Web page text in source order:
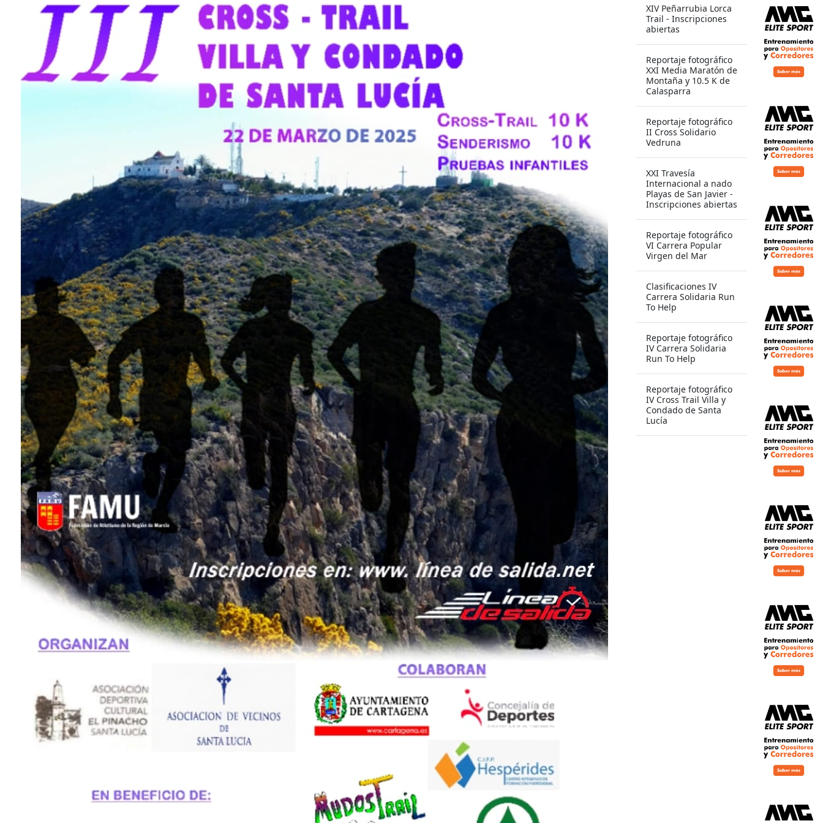
XIV Peñarrubia Lorca
Trail - Inscripciones
abiertas
Reportaje fotográfico
XXI Media Maratón de
Montaña y 10.5 K de
Calasparra
Reportaje fotográfico
II Cross Solidario
Vedruna
XXI Travesía
Internacional a nado
Playas de San Javier -
Inscripciones abiertas
Reportaje fotográfico
VI Carrera Popular
Virgen del Mar
Clasificaciones IV
Carrera Solidaria Run
To Help
Reportaje fotográfico
IV Carrera Solidaria
Run To Help
Reportaje fotográfico
IV Cross Trail Villa y
Condado de Santa
Lucía